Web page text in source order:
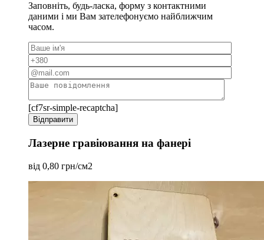
Заповніть, будь-ласка, форму з контактними
даними і ми Вам зателефонуємо найближчим
часом.
[cf7sr-simple-recaptcha]
Лазерне гравіювання на фанері
від 0,80 грн/см2